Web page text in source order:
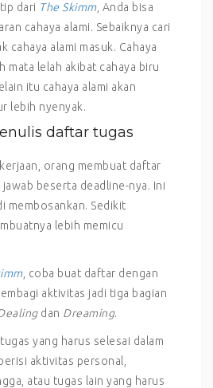
dari The Skimm, Anda bisa
cahaya alami. Sebaiknya cari
cahaya alami masuk. Cahaya
mata lelah akibat cahaya biru
itu cahaya alami akan
lebih nyenyak.
daftar tugas
orang membuat daftar
beserta deadline-nya. Ini
membosankan. Sedikit
lebih memicu
, coba buat daftar dengan
aktivitas jadi tiga bagian
dan Dreaming.
yang harus selesai dalam
aktivitas personal,
atau tugas lain yang harus